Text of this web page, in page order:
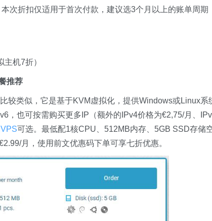
次折扣仅适用于首次付款，建议选3个月以上的账单周期
主机7折）
推荐
较类似，它是基于KVM虚拟化，提供Windows或Linux系
，也可按需购买更多IP（额外的IPv4价格为€2,75/月、
可选。最低配1核CPU、512MB内存、5GB SSD存储
月，使用前文优惠码下单可享七折优惠。